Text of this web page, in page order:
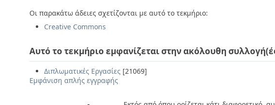
Οι παρακάτω άδειες σχετίζονται με αυτό το τεκμήριο:
Creative Commons
Αυτό το τεκμήριο εμφανίζεται στην ακόλουθη
Διπλωματικές Εργασίες [21069]
Εμφάνιση απλής εγγραφής